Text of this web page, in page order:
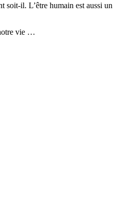
soit-il. L’être humain est aussi un
vie …